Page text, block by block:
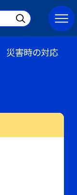
災害時の対応